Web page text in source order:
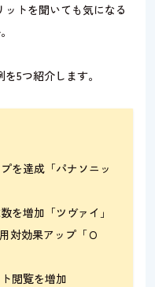
トを聞いても気になる
5つ紹介します。
を達成「パナソニッ
を増加「ツヴァイ」
対効果アップ「Ｏ
閲覧を増加